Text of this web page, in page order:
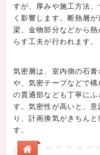
すが、厚みや施工方法
く影響します。断熱層
梁、金物部分などから
らす工夫が行われます。
気密層は、室内側の石
や、気密テープなどで
の貫通部なども丁寧に
す。気密性が高いと、
り、計画換気がきちん
す。